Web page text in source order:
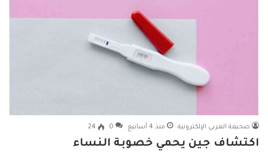
صحيفة العربي الإلكترونية منذ 4 أسابيع 0
24
اكتشاف جين يحمي خصوبة النساء